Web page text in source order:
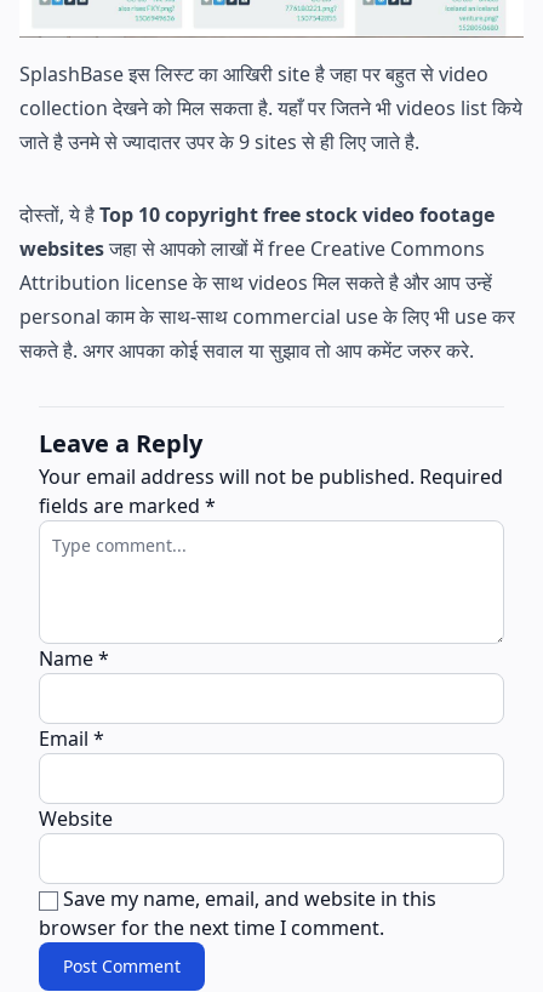
SplashBase इस लिस्ट का आखिरी site है जहा पर बहुत से video
collection देखने को मिल सकता है. यहाँ पर जितने भी videos list किये
जाते है उनमे से ज्यादातर उपर के 9 sites से ही लिए जाते है.
दोस्तों, ये हैTop 10 copyright free stock video footage
websitesजहा से आपको लाखों में free Creative Commons
Attribution license के साथ videos मिल सकते है और आप उन्हें
personal काम के साथ-साथ commercial use के लिए भी use कर
सकते है. अगर आपका कोई सवाल या सुझाव तो आप कमेंट जरुर करे.
Leave a Reply
Your email address will not be published. Required
fields are marked *
Name*
Email *
Website
Save my name, email, and website in this
browser for the next time I comment.